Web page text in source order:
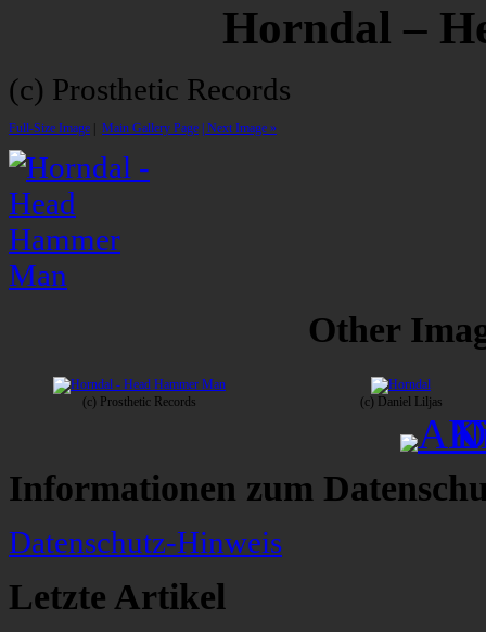
Horndal –
(c) Prosthetic Records
Full-Size Image Main Gallery Page | Next Image »
Other
(c) Prosthetic Records (c) Daniel Liljas
Informationen zum
Datenschutz-Hinweis
Letzte Artikel